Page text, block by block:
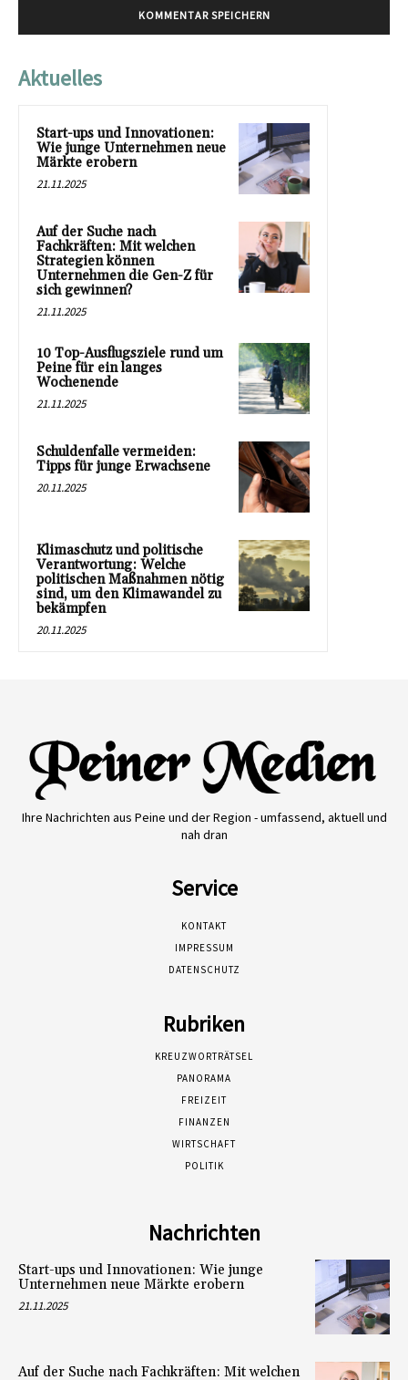
Aktuelles
Start-ups und Innovationen:
Wie junge Unternehmen neue
Märkte erobern
21.11.2025
Auf der Suche nach
Fachkräften: Mit welchen
Strategien können
Unternehmen die Gen-Z für
sich gewinnen?
21.11.2025
10 Top-Ausflugsziele rund um
Peine für ein langes
Wochenende
21.11.2025
Schuldenfalle vermeiden:
Tipps für junge Erwachsene
20.11.2025
Klimaschutz und politische
Verantwortung: Welche
politischen Maßnahmen nötig
sind, um den Klimawandel zu
bekämpfen
20.11.2025
Ihre Nachrichten aus Peine und der Region - umfassend, aktuell und
nah dran
Service
KONTAKT
IMPRESSUM
DATENSCHUTZ
Rubriken
KREUZWORTRÄTSEL
PANORAMA
FREIZEIT
FINANZEN
WIRTSCHAFT
POLITIK
Nachrichten
Start-ups und Innovationen: Wie junge
Unternehmen neue Märkte erobern
21.11.2025
Auf der Suche nach Fachkräften: Mit welchen